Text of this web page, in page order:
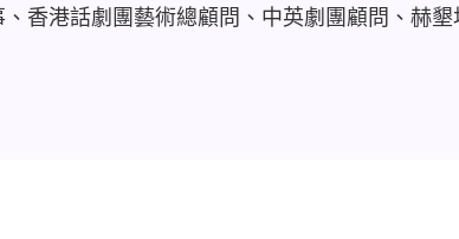
香港話劇團藝術總顧問、中英劇團顧問、赫